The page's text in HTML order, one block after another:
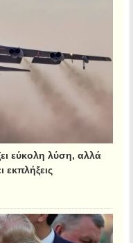
εύκολη λύση, αλλά
εκπλήξεις